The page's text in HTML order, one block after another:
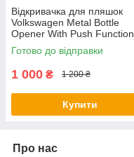
Відкривачка для пляшок
Volkswagen Metal Bottle
Opener With Push Function
NM, артикул
000087703LTJKA
Готово до відправки
1 000 ₴ 1 200 ₴
Купити
Про нас